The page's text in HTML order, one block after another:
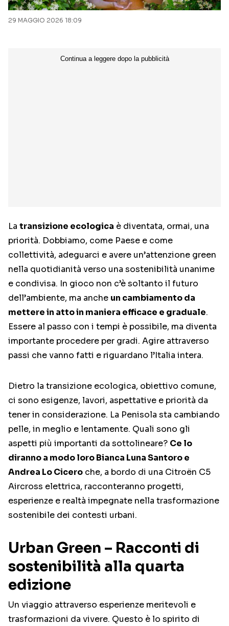
Seguici sui social
29 MAGGIO 2026 18:09
La transizione ecologica è diventata, ormai, una
priorità. Dobbiamo, come Paese e come
collettività, adeguarci e avere un’attenzione green
nella quotidianità verso una sostenibilità unanime
e condivisa. In gioco non c’è soltanto il futuro
dell’ambiente, ma anche un cambiamento da
mettere in atto in maniera efficace e graduale.
Essere al passo con i tempi è possibile, ma diventa
importante procedere per gradi. Agire attraverso
passi che vanno fatti e riguardano l’Italia intera.
Dietro la transizione ecologica, obiettivo comune,
ci sono esigenze, lavori, aspettative e priorità da
tener in considerazione. La Penisola sta cambiando
pelle, in meglio e lentamente. Quali sono gli
aspetti più importanti da sottolineare? Ce lo
diranno a modo loro Bianca Luna Santoro e
Andrea Lo Cicero che, a bordo di una Citroën C5
Aircross elettrica, racconteranno progetti,
esperienze e realtà impegnate nella trasformazione
sostenibile dei contesti urbani.
Urban Green – Racconti di
sostenibilità alla quarta
edizione
Un viaggio attraverso esperienze meritevoli e
trasformazioni da vivere. Questo è lo spirito di